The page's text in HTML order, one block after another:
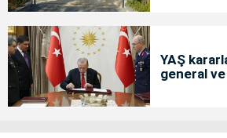
YAŞ
general